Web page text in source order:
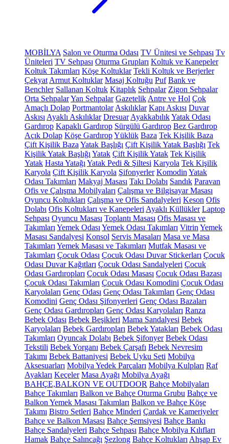
MOBİLYA Salon ve Oturma Odası TV Ünitesi ve Sehpası Tv
Üniteleri TV Sehpası Oturma Grupları Koltuk ve Kanepeler
Koltuk Takımları Köşe Koltuklar Tekli Koltuk ve Berjerler
Çekyat Armut Koltuklar Masaj Koltuğu Puf Bank ve
Benchler Sallanan Koltuk Kitaplık Sehpalar Zigon Sehpalar
Orta SehpalarYan Sehpalar Gazetelik Antre ve Hol Çok
Amaçlı Dolap Portmantolar Askılıklar Kapı Askısı Duvar
Askısı Ayaklı Askılıklar Dresuar AyakkabılıkYatak Odası
Gardırop Kapaklı Gardırop Sürgülü Gardırop Bez Gardırop
Açık Dolap Köşe GardıropYüklük Baza Tek Kişilik Baza
Çift Kişilik Baza Yatak Başlığı Çift Kişilik Yatak Başlığı Tek
Kişilik Yatak Başlığı Yatak Çift Kişilik Yatak Tek Kişilik
Yatak Hasta Yatağı Yatak Pedi & Şiltesi Karyola Tek Kişilik
Karyola Çift Kişilik Karyola Şifonyerler Komodin Yatak
Odası Takımları Makyaj Masası Takı Dolabı Sandık Paravan
Ofis ve Çalışma Mobilyaları Çalışma ve Bilgisayar Masası
Oyuncu Koltukları Çalışma ve Ofis Sandalyeleri Keson Ofis
Dolabı Ofis Koltukları ve Kanepeleri Ayaklı Küllükler Laptop
Sehpası Oyuncu Masası Toplantı Masası Ofis Masası ve
Takımları Yemek Odası Yemek Odası Takımları Vitrin Yemek
Masası Sandalyesi Konsol Servis Masaları Masa ve Masa
Takımları Yemek Masası ve Takımları Mutfak Masası ve
Takımları Çocuk Odası Çocuk Odası Duvar Stickerları Çocuk
Odası Duvar Kağıtları Çocuk Odası Sandalyeleri Çocuk
Odası Gardıropları Çocuk Odası Masası Çocuk Odası Bazası
Çocuk Odası Takımları Çocuk Odası Komodini Çocuk Odası
Karyolaları Genç Odası Genç Odası Takımları Genç Odası
Komodini Genç Odası Şifonyerleri Genç Odası Bazaları
Genç Odası Gardıropları Genç Odası Karyolaları Ranza
Bebek Odası Bebek Beşikleri Mama Sandalyesi Bebek
Karyolaları Bebek Gardıropları Bebek Yatakları Bebek Odası
Takımları Oyuncak Dolabı Bebek Şifonyer Bebek Odası
Tekstili Bebek Yorganı Bebek Çarşafı Bebek Nevresim
Takımı Bebek Battaniyesi Bebek Uyku Seti Mobilya
Aksesuarları Mobilya Yedek Parçaları Mobilya Kulpları Raf
Ayakları Keçeler Masa Ayağı Mobilya Ayağı
BAHÇE,BALKON VE OUTDOOR Bahçe Mobilyaları
Bahçe Takımları Balkon ve Bahçe Oturma Grubu Bahçe ve
Balkon Yemek Masası Takımları Balkon ve Bahçe Köşe
Takımı Bistro Setleri Bahçe Minderi Çardak ve Kameriyeler
Bahçe ve Balkon Masası Bahçe Şemsiyesi Bahçe Bankı
Bahçe Sandalyeleri Bahçe Sehpası Bahçe Mobilya Kılıfları
Hamak Bahçe Salıncağı Şezlong Bahçe Koltukları Ahşap Ev